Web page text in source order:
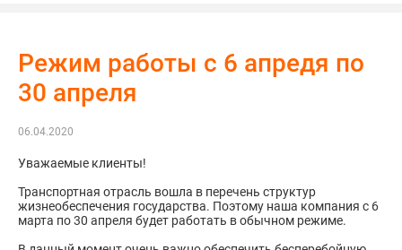
Режим работы с 6 апредя по
30 апреля
06.04.2020
Уважаемые клиенты!
Транспортная отрасль вошла в перечень структур
жизнеобеспечения государства. Поэтому наша компания с 6
марта по 30 апреля будет работать в обычном режиме.